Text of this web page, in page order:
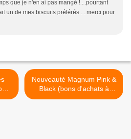
que je n'en ai pas mangé !....pourtant
un de mes biscuits préférés.....merci pour
Nouveauté Magnum Pink &
Black (bons d'achats à
gagner) >